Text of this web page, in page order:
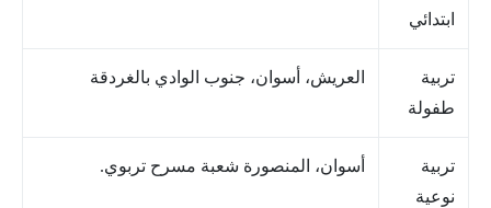
ابتدائي
تربية
طفولة
العريش، أسوان، جنوب الوادي بالغردقة
تربية
نوعية
أسوان، المنصورة شعبة مسرح تربوي.